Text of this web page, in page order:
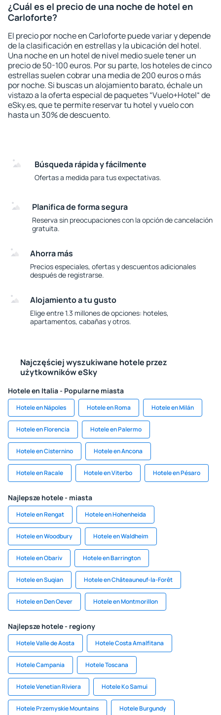
¿Cuál es el precio de una noche de hotel en
Carloforte?
El precio por noche en Carloforte puede variar y depende
de la clasificación en estrellas y la ubicación del hotel.
Una noche en un hotel de nivel medio suele tener un
precio de 50-100 euros. Por su parte, los hoteles de cinco
estrellas suelen cobrar una media de 200 euros o más
por noche. Si buscas un alojamiento barato, échale un
vistazo a la oferta especial de paquetes “Vuelo+Hotel“ de
eSky.es, que te permite reservar tu hotel y vuelo con
hasta un 30% de descuento.
Búsqueda rápida y fácilmente
Ofertas a medida para tus expectativas.
Planifica de forma segura
Reserva sin preocupaciones con la opción de cancelación
gratuita.
Ahorra más
Precios especiales, ofertas y descuentos adicionales
después de registrarse.
Alojamiento a tu gusto
Elige entre 1.3 millones de opciones: hoteles,
apartamentos, cabañas y otros.
Najczęściej wyszukiwane hotele przez
użytkowników eSky
Hotele en Italia - Popularne miasta
Hotele en Nápoles Hotele en Roma Hotele en Milán
Hotele en Florencia Hotele en Palermo
Hotele en Cisternino Hotele en Ancona
Hotele en Racale Hotele en Viterbo Hotele en Pésaro
Najlepsze hotele - miasta
Hotele en Rengat Hotele en Hohenheida
Hotele en Woodbury Hotele en Waldheim
Hotele en Obariv Hotele en Barrington
Hotele en Suqian Hotele en Châteauneuf-la-Forêt
Hotele en Den Oever Hotele en Montmorillon
Najlepsze hotele - regiony
Hotele Valle de Aosta Hotele Costa Amalfitana
Hotele Campania Hotele Toscana
Hotele Venetian Riviera Hotele Ko Samui
Hotele Przemyskie Mountains Hotele Burgundy